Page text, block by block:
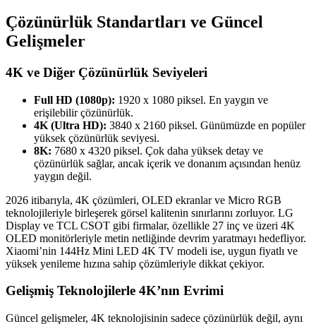
Çözünürlük Standartları ve Güncel
Gelişmeler
4K ve Diğer Çözünürlük Seviyeleri
Full HD (1080p): 1920 x 1080 piksel. En yaygın ve
erişilebilir çözünürlük.
4K (Ultra HD): 3840 x 2160 piksel. Günümüzde en popüler
yüksek çözünürlük seviyesi.
8K: 7680 x 4320 piksel. Çok daha yüksek detay ve
çözünürlük sağlar, ancak içerik ve donanım açısından henüz
yaygın değil.
2026 itibarıyla, 4K çözümleri, OLED ekranlar ve Micro RGB
teknolojileriyle birleşerek görsel kalitenin sınırlarını zorluyor. LG
Display ve TCL CSOT gibi firmalar, özellikle 27 inç ve üzeri 4K
OLED monitörleriyle metin netliğinde devrim yaratmayı hedefliyor.
Xiaomi’nin 144Hz Mini LED 4K TV modeli ise, uygun fiyatlı ve
yüksek yenileme hızına sahip çözümleriyle dikkat çekiyor.
Gelişmiş Teknolojilerle 4K’nın Evrimi
Güncel gelişmeler, 4K teknolojisinin sadece çözünürlük değil, aynı